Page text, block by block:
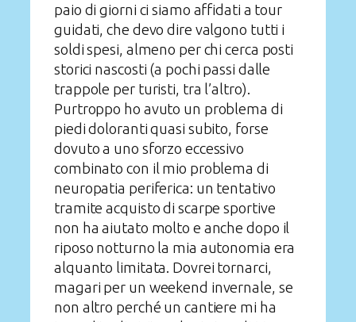
paio di giorni ci siamo affidati a tour
guidati, che devo dire valgono tutti i
soldi spesi, almeno per chi cerca posti
storici nascosti (a pochi passi dalle
trappole per turisti, tra l’altro).
Purtroppo ho avuto un problema di
piedi doloranti quasi subito, forse
dovuto a uno sforzo eccessivo
combinato con il mio problema di
neuropatia periferica: un tentativo
tramite acquisto di scarpe sportive
non ha aiutato molto e anche dopo il
riposo notturno la mia autonomia era
alquanto limitata. Dovrei tornarci,
magari per un weekend invernale, se
non altro perché un cantiere mi ha